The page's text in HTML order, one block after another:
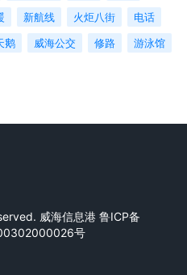
新航线 火炬八街
电话
鹅 威海公交 修路
游泳馆
威海信息港 鲁ICP备
号